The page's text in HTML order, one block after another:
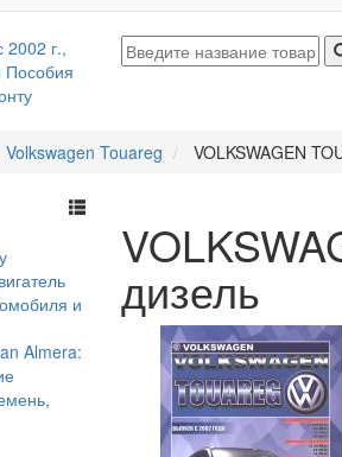
Volkswagen Touareg VOLKSWAGEN
и
Almera:
дизель